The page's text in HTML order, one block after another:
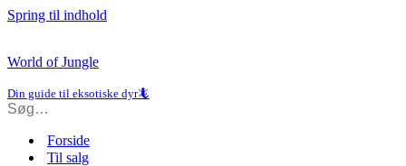
Spring til indhold
World of Jungle
Din guide til eksotiske dyr🦎
Forside
Til salg